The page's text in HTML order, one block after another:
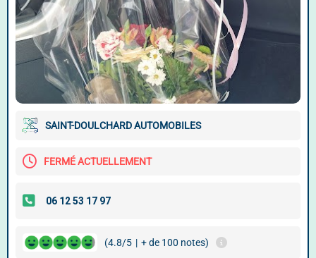
SAINT-DOULCHARD AUTOMOBILES
FERMÉ ACTUELLEMENT
(4.8/5 | + de 100 notes)